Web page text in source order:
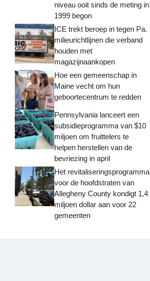
niveau ooit sinds de meting in
1999 begon
ICE trekt beroep in tegen Pa.
milieurichtlijnen die verband
houden met
magazijnaankopen
Hoe een gemeenschap in
Maine vecht om hun
geboortecentrum te redden
Pennsylvania lanceert een
subsidieprogramma van $10
miljoen om fruittelers te
helpen herstellen van de
bevriezing in april
Het revitaliseringsprogramma
voor de hoofdstraten van
Allegheny County kondigt 1,4
miljoen dollar aan voor 22
gemeenten